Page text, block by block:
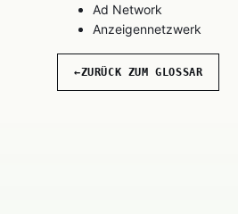
Ad Network
Anzeigennetzwerk
←ZURÜCK ZUM GLOSSAR